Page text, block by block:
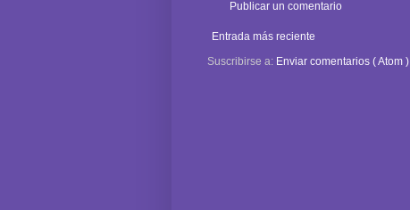
Publicar un comentario
Entrada más reciente
Suscribirse a: Enviar comentarios ( Atom )